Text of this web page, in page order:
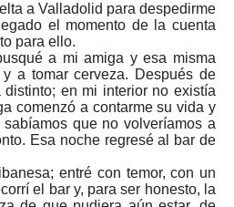
a Valladolid para despedirme
el momento de la cuenta
para ello.
a mi amiga y esa misma
a tomar cerveza. Después de
en mi interior no existía
comenzó a contarme su vida y
que no volveríamos a
Esa noche regresé al bar de
entré con temor, con un
el bar y, para ser honesto, la